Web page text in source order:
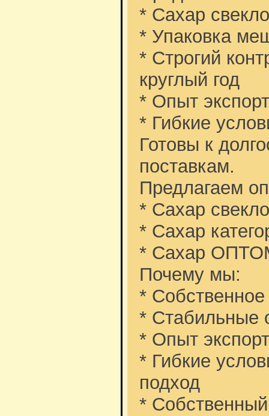
* Сахар
* Упаковка
* Строгий
круглый год
* Опыт
* Гибкие
Готовы к
поставкам.
Предлагаем
* Сахар
* Сахар
* Сахар
Почему мы:
* Собственное
* Стабильные
* Опыт
* Гибкие
подход
* Собственный